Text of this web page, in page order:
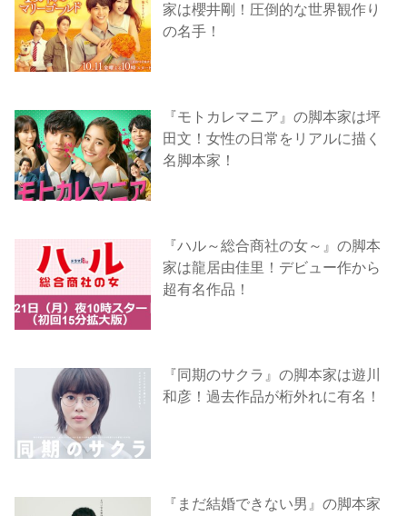
家は櫻井剛！圧倒的な世界観作り
の名手！
『モトカレマニア』の脚本家は坪
田文！女性の日常をリアルに描く
名脚本家！
『ハル～総合商社の女～』の脚本
家は龍居由佳里！デビュー作から
超有名作品！
『同期のサクラ』の脚本家は遊川
和彦！過去作品が桁外れに有名！
『まだ結婚できない男』の脚本家